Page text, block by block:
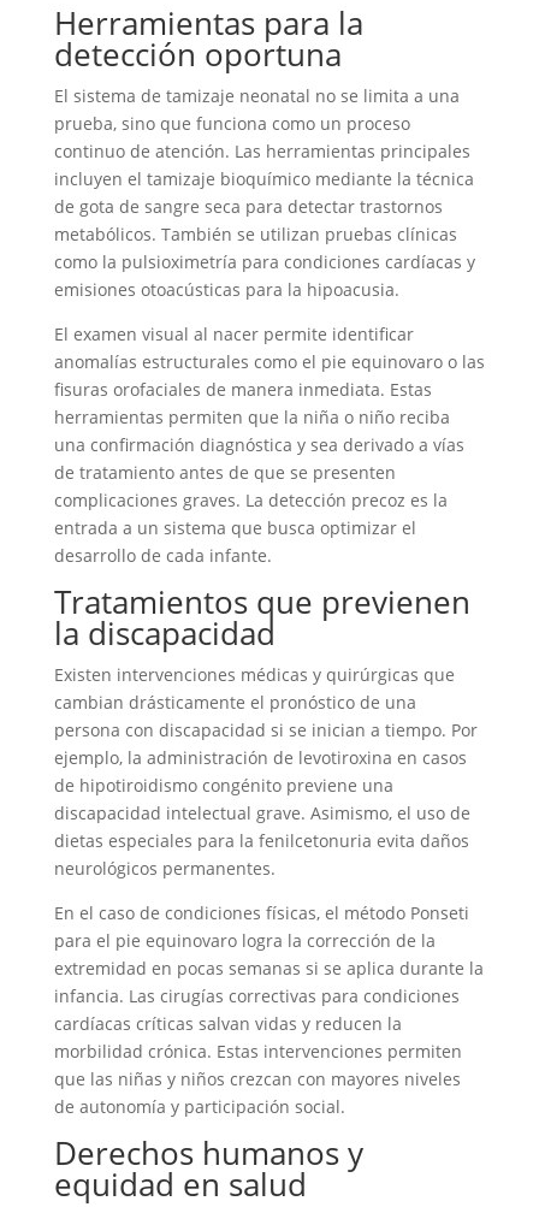
Herramientas para la
detección oportuna
El sistema de tamizaje neonatal no se limita a una
prueba, sino que funciona como un proceso
continuo de atención. Las herramientas principales
incluyen el tamizaje bioquímico mediante la técnica
de gota de sangre seca para detectar trastornos
metabólicos. También se utilizan pruebas clínicas
como la pulsioximetría para condiciones cardíacas y
emisiones otoacústicas para la hipoacusia.
El examen visual al nacer permite identificar
anomalías estructurales como el pie equinovaro o las
fisuras orofaciales de manera inmediata. Estas
herramientas permiten que la niña o niño reciba
una confirmación diagnóstica y sea derivado a vías
de tratamiento antes de que se presenten
complicaciones graves. La detección precoz es la
entrada a un sistema que busca optimizar el
desarrollo de cada infante.
Tratamientos que previenen
la discapacidad
Existen intervenciones médicas y quirúrgicas que
cambian drásticamente el pronóstico de una
persona con discapacidad si se inician a tiempo. Por
ejemplo, la administración de levotiroxina en casos
de hipotiroidismo congénito previene una
discapacidad intelectual grave. Asimismo, el uso de
dietas especiales para la fenilcetonuria evita daños
neurológicos permanentes.
En el caso de condiciones físicas, el método Ponseti
para el pie equinovaro logra la corrección de la
extremidad en pocas semanas si se aplica durante la
infancia. Las cirugías correctivas para condiciones
cardíacas críticas salvan vidas y reducen la
morbilidad crónica. Estas intervenciones permiten
que las niñas y niños crezcan con mayores niveles
de autonomía y participación social.
Derechos humanos y
equidad en salud